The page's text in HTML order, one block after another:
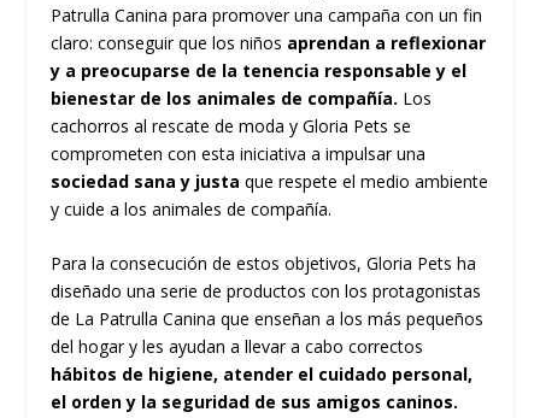
Patrulla Canina para promover una campaña con un fin
claro: conseguir que los niños aprendan a reflexionar
y a preocuparse de la tenencia responsable y el
bienestar de los animales de compañía. Los
cachorros al rescate de moda y Gloria Pets se
comprometen con esta iniciativa a impulsar una
sociedad sana y justa que respete el medio ambiente
y cuide a los animales de compañía.
Para la consecución de estos objetivos, Gloria Pets ha
diseñado una serie de productos con los protagonistas
de La Patrulla Canina que enseñan a los más pequeños
del hogar y les ayudan a llevar a cabo correctos
hábitos de higiene, atender el cuidado personal,
el orden y la seguridad de sus amigos caninos.